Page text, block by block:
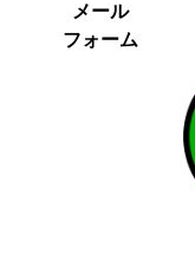
公衆衛生の向上
がある場合であっ
国の機関若しく
の定める事務を
であって、本人
障を及ぼすおそ
５. 個人情報の取扱業
メール
フォーム